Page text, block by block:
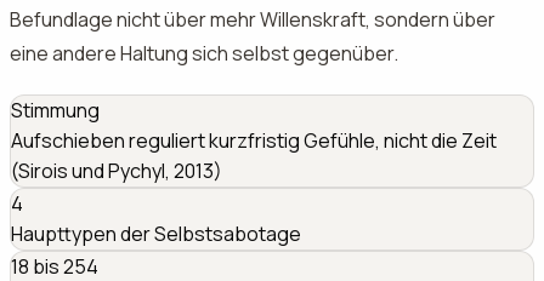
Befundlage nicht über mehr Willenskraft, sondern über
eine andere Haltung sich selbst gegenüber.
Stimmung
Aufschieben reguliert kurzfristig Gefühle, nicht die Zeit
(Sirois und Pychyl, 2013)
4
Haupttypen der Selbstsabotage
18 bis 254